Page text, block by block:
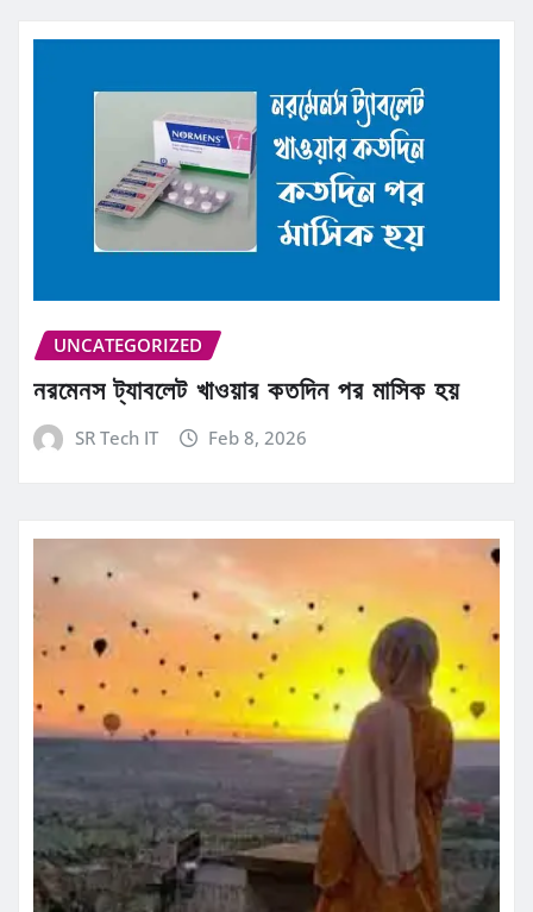
UNCATEGORIZED
নরমেনস ট্যাবলেট খাওয়ার কতদিন পর মাসিক হয়
SR Tech IT Feb 8, 2026